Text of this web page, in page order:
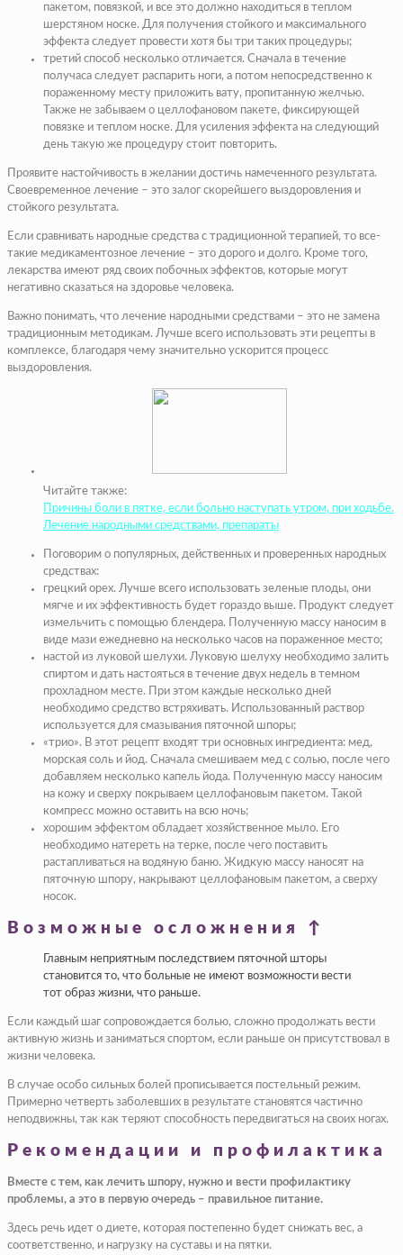
пакетом, повязкой, и все это должно находиться в теплом
шерстяном носке. Для получения стойкого и максимального
эффекта следует провести хотя бы три таких процедуры;
третий способ несколько отличается. Сначала в течение
получаса следует распарить ноги, а потом непосредственно к
пораженному месту приложить вату, пропитанную желчью.
Также не забываем о целлофановом пакете, фиксирующей
повязке и теплом носке. Для усиления эффекта на следующий
день такую же процедуру стоит повторить.
Проявите настойчивость в желании достичь намеченного результата.
Своевременное лечение – это залог скорейшего выздоровления и
стойкого результата.
Если сравнивать народные средства с традиционной терапией, то все-
такие медикаментозное лечение – это дорого и долго. Кроме того,
лекарства имеют ряд своих побочных эффектов, которые могут
негативно сказаться на здоровье человека.
Важно понимать, что лечение народными средствами – это не замена
традиционным методикам. Лучше всего использовать эти рецепты в
комплексе, благодаря чему значительно ускорится процесс
выздоровления.
Читайте также:
Причины боли в пятке, если больно наступать утром, при ходьбе.
Лечение народными средствами, препараты
Поговорим о популярных, действенных и проверенных народных
средствах:
грецкий орех. Лучше всего использовать зеленые плоды, они
мягче и их эффективность будет гораздо выше. Продукт следует
измельчить с помощью блендера. Полученную массу наносим в
виде мази ежедневно на несколько часов на пораженное место;
настой из луковой шелухи. Луковую шелуху необходимо залить
спиртом и дать настояться в течение двух недель в темном
прохладном месте. При этом каждые несколько дней
необходимо средство встряхивать. Использованный раствор
используется для смазывания пяточной шпоры;
«трио». В этот рецепт входят три основных ингредиента: мед,
морская соль и йод. Сначала смешиваем мед с солью, после чего
добавляем несколько капель йода. Полученную массу наносим
на кожу и сверху покрываем целлофановым пакетом. Такой
компресс можно оставить на всю ночь;
хорошим эффектом обладает хозяйственное мыло. Его
необходимо натереть на терке, после чего поставить
растапливаться на водяную баню. Жидкую массу наносят на
пяточную шпору, накрывают целлофановым пакетом, а сверху
носок.
Возможные осложнения ↑
Главным неприятным последствием пяточной шторы
становится то, что больные не имеют возможности вести
тот образ жизни, что раньше.
Если каждый шаг сопровождается болью, сложно продолжать вести
активную жизнь и заниматься спортом, если раньше он присутствовал в
жизни человека.
В случае особо сильных болей прописывается постельный режим.
Примерно четверть заболевших в результате становятся частично
неподвижны, так как теряют способность передвигаться на своих ногах.
Рекомендации и профилактика
Вместе с тем, как лечить шпору, нужно и вести профилактику
проблемы, а это в первую очередь – правильное питание.
Здесь речь идет о диете, которая постепенно будет снижать вес, а
соответственно, и нагрузку на суставы и на пятки.